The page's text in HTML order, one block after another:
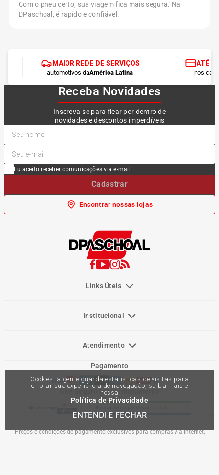
Cookies: a gente guarda estatísticas de visitas para
melhorar sua experiência de navegação, saiba mais em
nossa
Política de Privacidade
ENTENDI E FECHAR
Com o pneu certo, sua viagem fica mais segura. Na
DPaschoal, é rápido e confiável.
MAIOR REDE DE SERVIÇOS
automotivos daAmérica Latina
ATÉ
nos
Receba Novidades
Inscreva-se para ficar por dentro de
novidades e descontos imperdíveis
Eu aceito receber comunicações via e-mail
Cadastrar
Encontrar nossas lojas
Links Úteis
Institucional
Atendimento
Pagamento
Site Seguro e Reconhecimento
Preços e condições de pagamento exclusivos para compras via internet,